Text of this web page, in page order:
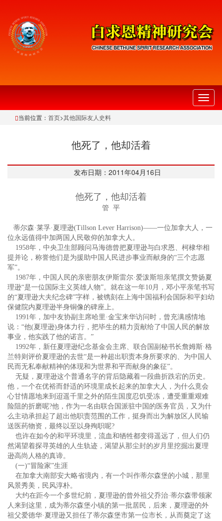
切
换
当前位置： 首页>其他国际友人史料
他死了，他却活着
发布日期：2011年04月16日
他死了，他却活着
管 平
蒂尔森·莱孚·夏理逊(Tillson Lever Harrison)——一位加拿大人，一
位永远值得中加两国人民敬仰的加拿大人。
1958年，中央卫生部顾问马海德曾把夏理逊与白求恩、柯棣华相
提并论，称誉他们是为援助中国人民进步事业而献身的“三个志愿
军”。
1987年，中国人民的亲密朋友伊斯雷尔·爱泼斯坦亲笔撰文赞扬夏
理逊“是一位国际主义英雄人物”。就在这一年10月，邓小平亲笔书写
的“夏理逊大夫纪念碑”字样，被镌刻在上海中国福利会国际和平妇幼
保健院内夏理逊半身铜像的碑座上。
1991年，加中友协副主席哈里·金宝来华访问时，曾充满感情地
说：“他(夏理逊)身体力行，把毕生的精力贡献给了中国人民的解放
事业，他实践了他的诺言。”
1992年，新任夏理逊纪念基金会主席、联合国副秘书长詹姆斯·格
兰特则评价夏理逊的去世“是一种超出职责本身所要求的、为中国人
民而无私奉献精神的体现和为世界和平而献身的象征”。
无疑，夏理逊这个普通名字的背后隐藏着一段曲折跌宕的历史。
他，一个在优裕而舒适的环境里成长起来的加拿大人，为什么竟会
心甘情愿地来到迢遥千里之外的陌生国度忍饥受冻，遭受重重艰难
险阻的折磨呢?他，作为一名由联合国派驻中国的医务官员，又为什
么主动承担起了超出他职责范围的工作，挺身而出为解放区人民输
送医药物资，最终以至以身殉职呢?
也许在如今的和平环境里，流血和牺牲都变得遥远了，但人们仍
然渴望着探寻英雄的人生轨迹，渴望从那尘封的岁月里挖掘出夏理
逊高尚人格的真谛。
(一)“冒险家”生涯
在加拿大南部安大略省境内，有一个叫作蒂尔森堡的小城，那里
风景秀美，民风淳朴。
大约在距今一个多世纪前，夏理逊的曾外祖父乔治·蒂尔森带领家
人来到这里，成为蒂尔森堡小镇的第一批居民，后来，夏理逊的外
祖父爱德华·夏理逊又担任了蒂尔森堡市第一位市长，从而奠定了这